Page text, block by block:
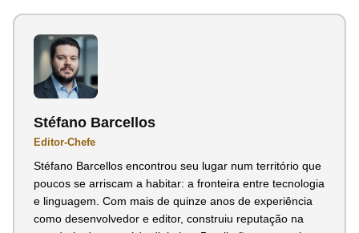
Stéfano Barcellos
Editor-Chefe
Stéfano Barcellos encontrou seu lugar num território que
poucos se arriscam a habitar: a fronteira entre tecnologia
e linguagem. Com mais de quinze anos de experiência
como desenvolvedor e editor, construiu reputação na